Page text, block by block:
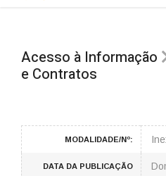
Acesso à Informação
e Contratos
MODALIDADE/Nº:
DATA DA PUBLICAÇÃO